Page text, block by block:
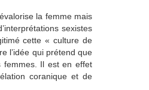
la femme mais
sexistes
cette « culture de
l’idée qui prétend que
femmes. Il est en effet
coranique et de